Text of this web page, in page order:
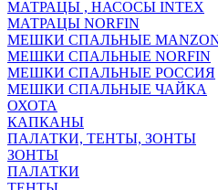
МАТРАЦЫ , НАСОСЫ INTEX
МАТРАЦЫ NORFIN
МЕШКИ СПАЛЬНЫЕ
МЕШКИ СПАЛЬНЫЕ NORFIN
МЕШКИ СПАЛЬНЫЕ РОССИЯ
МЕШКИ СПАЛЬНЫЕ ЧАЙКА
ОХОТА
КАПКАНЫ
ПАЛАТКИ, ТЕНТЫ, ЗОНТЫ
ЗОНТЫ
ПАЛАТКИ